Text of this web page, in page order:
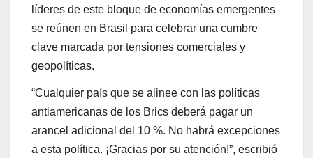
líderes de este bloque de economías emergentes
se reúnen en Brasil para celebrar una cumbre
clave marcada por tensiones comerciales y
geopolíticas.
“Cualquier país que se alinee con las políticas
antiamericanas de los Brics deberá pagar un
arancel adicional del 10 %. No habrá excepciones
a esta política. ¡Gracias por su atención!”, escribió